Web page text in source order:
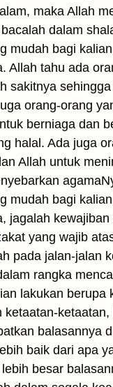
maka Allah
dalam
mudah bagi
Allah tahu ada
sakitnya
orang-orang
berniaga dan
halal. Ada juga
Allah untuk
mudah bagi
jagalah kewajiban
yang wajib
pada jalan-jalan
rangka
lakukan berupa
ketaatan-
balasannya
baik dari apa
besar